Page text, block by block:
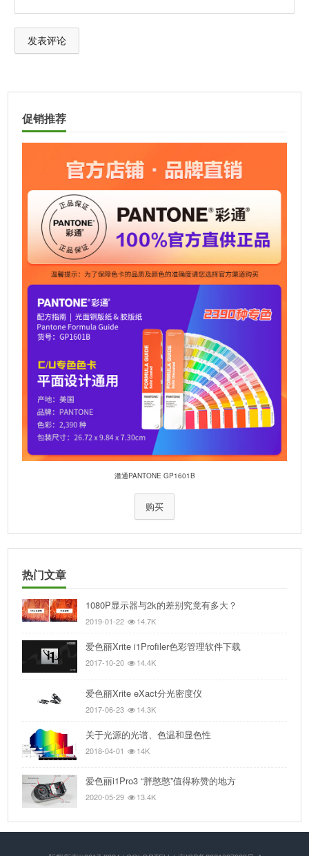
l
促销推荐
潘通PANTONE GP1601B
购买
热门文章
1080P显示器与2k的差别究竟有多大？
2019-01-22 14.7K
爱色丽Xrite i1Profiler色彩管理软件下载
2017-10-20 14.4K
爱色丽Xrite eXact分光密度仪
2017-06-23 14.3K
关于光源的光谱、色温和显色性
2018-04-01 14K
爱色丽i1Pro3 “胖憨憨”值得称赞的地方
2020-05-29 13.4K